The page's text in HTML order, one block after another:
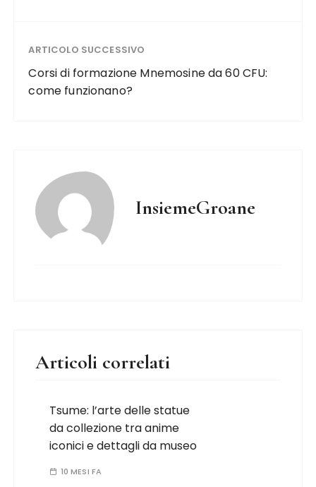
ARTICOLO SUCCESSIVO
Corsi di formazione Mnemosine da 60 CFU:
come funzionano?
InsiemeGroane
Articoli correlati
Tsume: l’arte delle statue
da collezione tra anime
iconici e dettagli da museo
10 MESI FA